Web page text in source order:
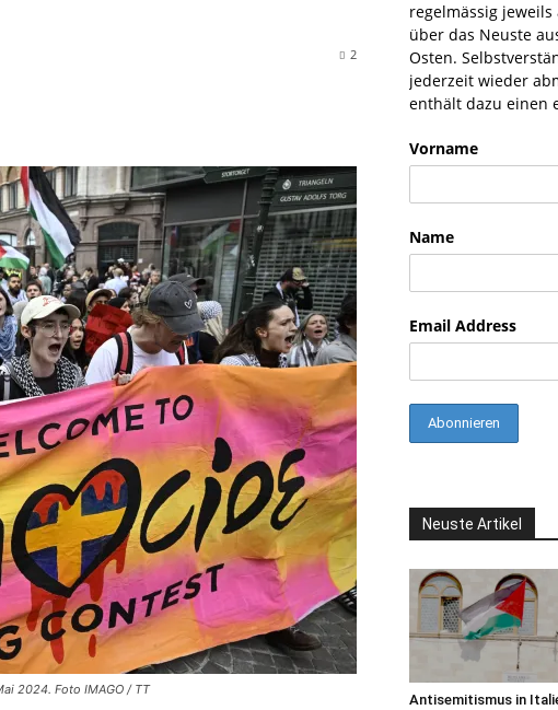
2
Linkedin
2024. Foto IMAGO / TT
regelmässig
über das Neuste
Osten.
jederzeit wieder
enthält dazu einen
Vorname
Name
Email Address
Neuste Artikel
Antisemitismus in